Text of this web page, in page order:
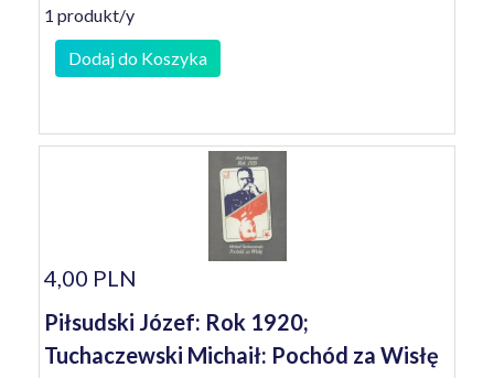
1 produkt/y
Dodaj do Koszyka
4,00 PLN
Piłsudski Józef: Rok 1920;
Tuchaczewski Michaił: Pochód za Wisłę